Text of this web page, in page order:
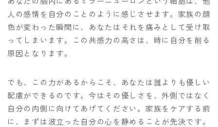
人の感情を自分のことのように感じさせます。家族の顔
色が変わった瞬間に、あなたはそれを痛みとして受け取
ってしまいます。この共感力の高さは、時に自分を削る
原因となります。
でも、この力があるからこそ、あなたは誰よりも優しい
配慮ができるのです。今はその優しさを、外側ではなく
自分の内側に向けてあげてください。家族をケアする前
に、まずは波立った自分の心を静めることが先決です。